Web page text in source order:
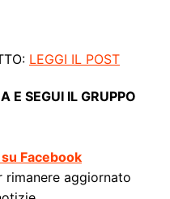
LEGGI IL POST
E SEGUI IL GRUPPO
Facebook
aggiornato